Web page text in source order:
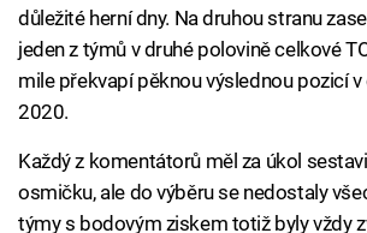
důležité herní dny. Na druhou stranu
jeden z týmů v druhé polovině celkové
mile překvapí pěknou výslednou pozicí
2020.
Každý z komentátorů měl za úkol
osmičku, ale do výběru se nedostaly
týmy s bodovým ziskem totiž byly vždy